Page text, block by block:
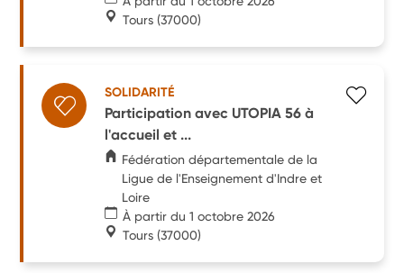
Tours (37000)
SOLIDARITÉ
Participation avec UTOPIA 56 à
l'accueil et ...
Fédération départementale de la
Ligue de l'Enseignement d'Indre et
Loire
À partir du 1 octobre 2026
Tours (37000)